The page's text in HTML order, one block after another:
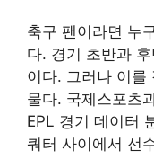
축구 팬이라면 누
다. 경기 초반과
이다. 그러나 이를
물다. 국제스포츠
EPL 경기 데이터
쿼터 사이에서 선